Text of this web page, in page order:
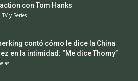
con Tom Hanks
y Series
contó cómo le dice la China
en la intimidad: “Me dice Thomy”